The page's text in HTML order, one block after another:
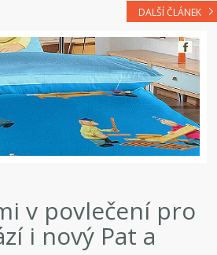
DALŠÍ ČLÁNEK
v povlečení pro
i nový Pat a